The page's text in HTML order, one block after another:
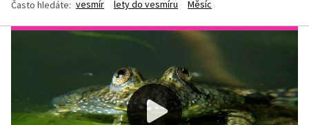
Často hledáte: vesmír lety do vesmíru Měsíc